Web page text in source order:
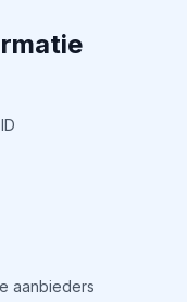
aanbieders